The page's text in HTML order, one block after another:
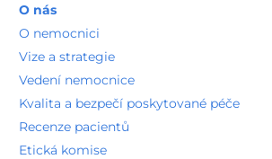
O nás
O nemocnici
Vize a strategie
Vedení nemocnice
Kvalita a bezpečí poskytované péče
Recenze pacientů
Etická komise